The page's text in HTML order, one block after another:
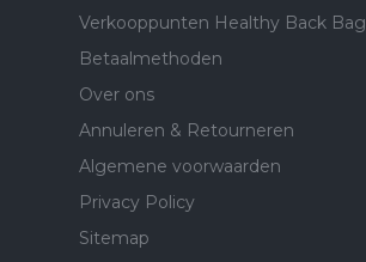
Verkooppunten Healthy Back Bag
Betaalmethoden
Over ons
Annuleren & Retourneren
Algemene voorwaarden
Privacy Policy
Sitemap